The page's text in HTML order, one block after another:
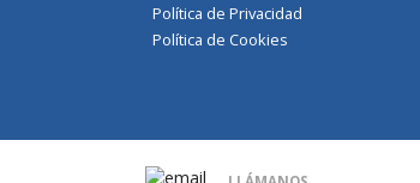
Política de Privacidad
Política de Cookies